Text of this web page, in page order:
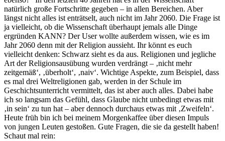
natürlich große Fortschritte gegeben – in allen Bereichen. Aber
längst nicht alles ist enträtselt, auch nicht im Jahr 2060. Die Frage ist
ja vielleicht, ob die Wissenschaft überhaupt jemals alle Dinge
ergründen KANN? Der User wollte außerdem wissen, wie es im
Jahr 2060 denn mit der Religion aussieht. Ihr könnt es euch
vielleicht denken: Schwarz sieht es da aus. Religionen und jegliche
Art der Religionsausübung wurden verdrängt – ‚nicht mehr
zeitgemäß‘, ‚überholt‘, ‚naiv‘. Wichtige Aspekte, zum Beispiel, dass
es mal drei Weltreligionen gab, werden in der Schule im
Geschichtsunterricht vermittelt, das ist aber auch alles. Dabei habe
ich so langsam das Gefühl, dass Glaube nicht unbedingt etwas mit
‚in sein‘ zu tun hat – aber dennoch durchaus etwas mit ‚Zweifeln‘.
Heute früh bin ich bei meinem Morgenkaffee über diesen Impuls
von jungen Leuten gestoßen. Gute Fragen, die sie da gestellt haben!
Schaut mal rein: